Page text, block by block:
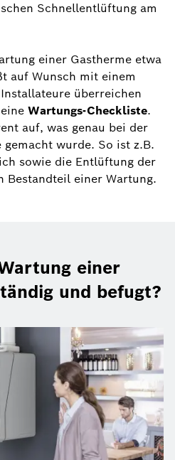
Schnellentlüftung am
einer Gastherme etwa
auf Wunsch mit einem
überreichen
Wartungs-Checkliste.
auf, was genau bei der
wurde. So ist z.B.
sowie die Entlüftung der
Bestandteil einer Wartung.
einer
und befugt?